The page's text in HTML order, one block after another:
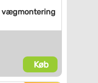
vægmontering
Køb